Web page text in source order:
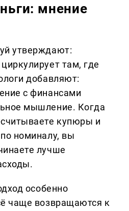
мнение
утверждают:
там, где
добавляют:
с финансами
мышление. Когда
купюры и
номиналу, вы
лучше
особенно
чаще возвращаются к